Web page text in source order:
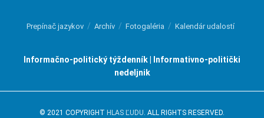
Prepínač jazykov Archív Fotogaléria Kalendár udalostí
Informačno-politický týždenník | Informativno-politički
nedeljnik
© 2021 COPYRIGHT HLAS ĽUDU. ALL RIGHTS RESERVED.